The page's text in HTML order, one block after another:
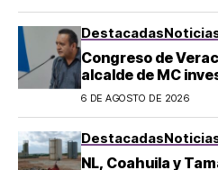
Destacadas
Congreso de
alcalde de MC
de la periodista
6 DE AGOSTO DE 2026
Destacadas
NL, Coahuila y